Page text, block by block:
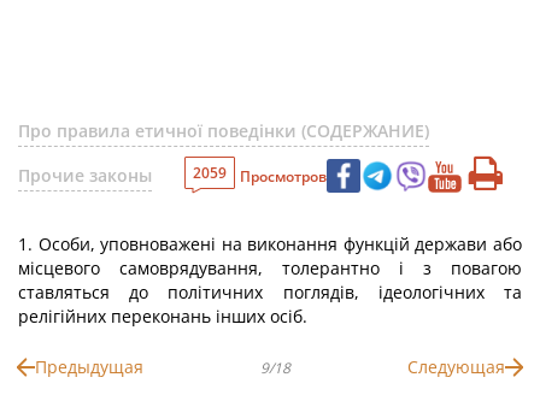
Про правила етичної поведінки (СОДЕРЖАНИЕ)
Прочие законы
2059 Просмотров
1. Особи, уповноважені на виконання функцій держави або
місцевого самоврядування, толерантно і з повагою
ставляться до політичних поглядів, ідеологічних та
релігійних переконань інших осіб.
Предыдущая 9/18 Следующая